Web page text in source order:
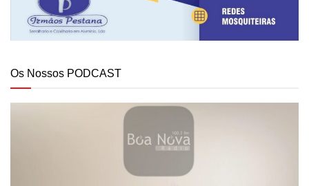
Os Nossos PODCAST